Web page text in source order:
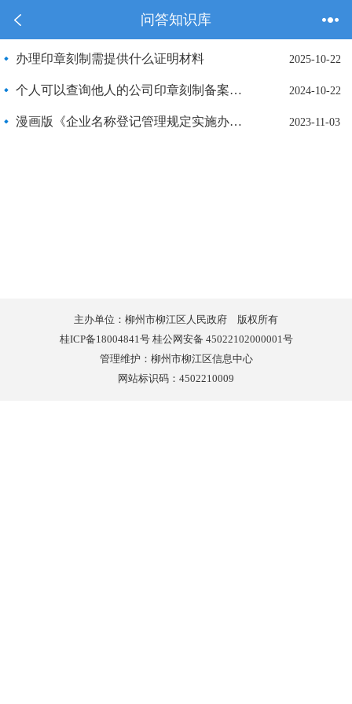
问答知识库
2025-10-22
办理印章刻制需提供什么证明材料
2024-10-22
​个人可以查询他人的公司印章刻制备案信息吗？
2023-11-03
漫画版《企业名称登记管理规定实施办法》解读，一看就懂！
主办单位：柳州市柳江区人民政府 版权所有
桂ICP备18004841号 桂公网安备 45022102000001号
管理维护：柳州市柳江区信息中心
网站标识码：4502210009